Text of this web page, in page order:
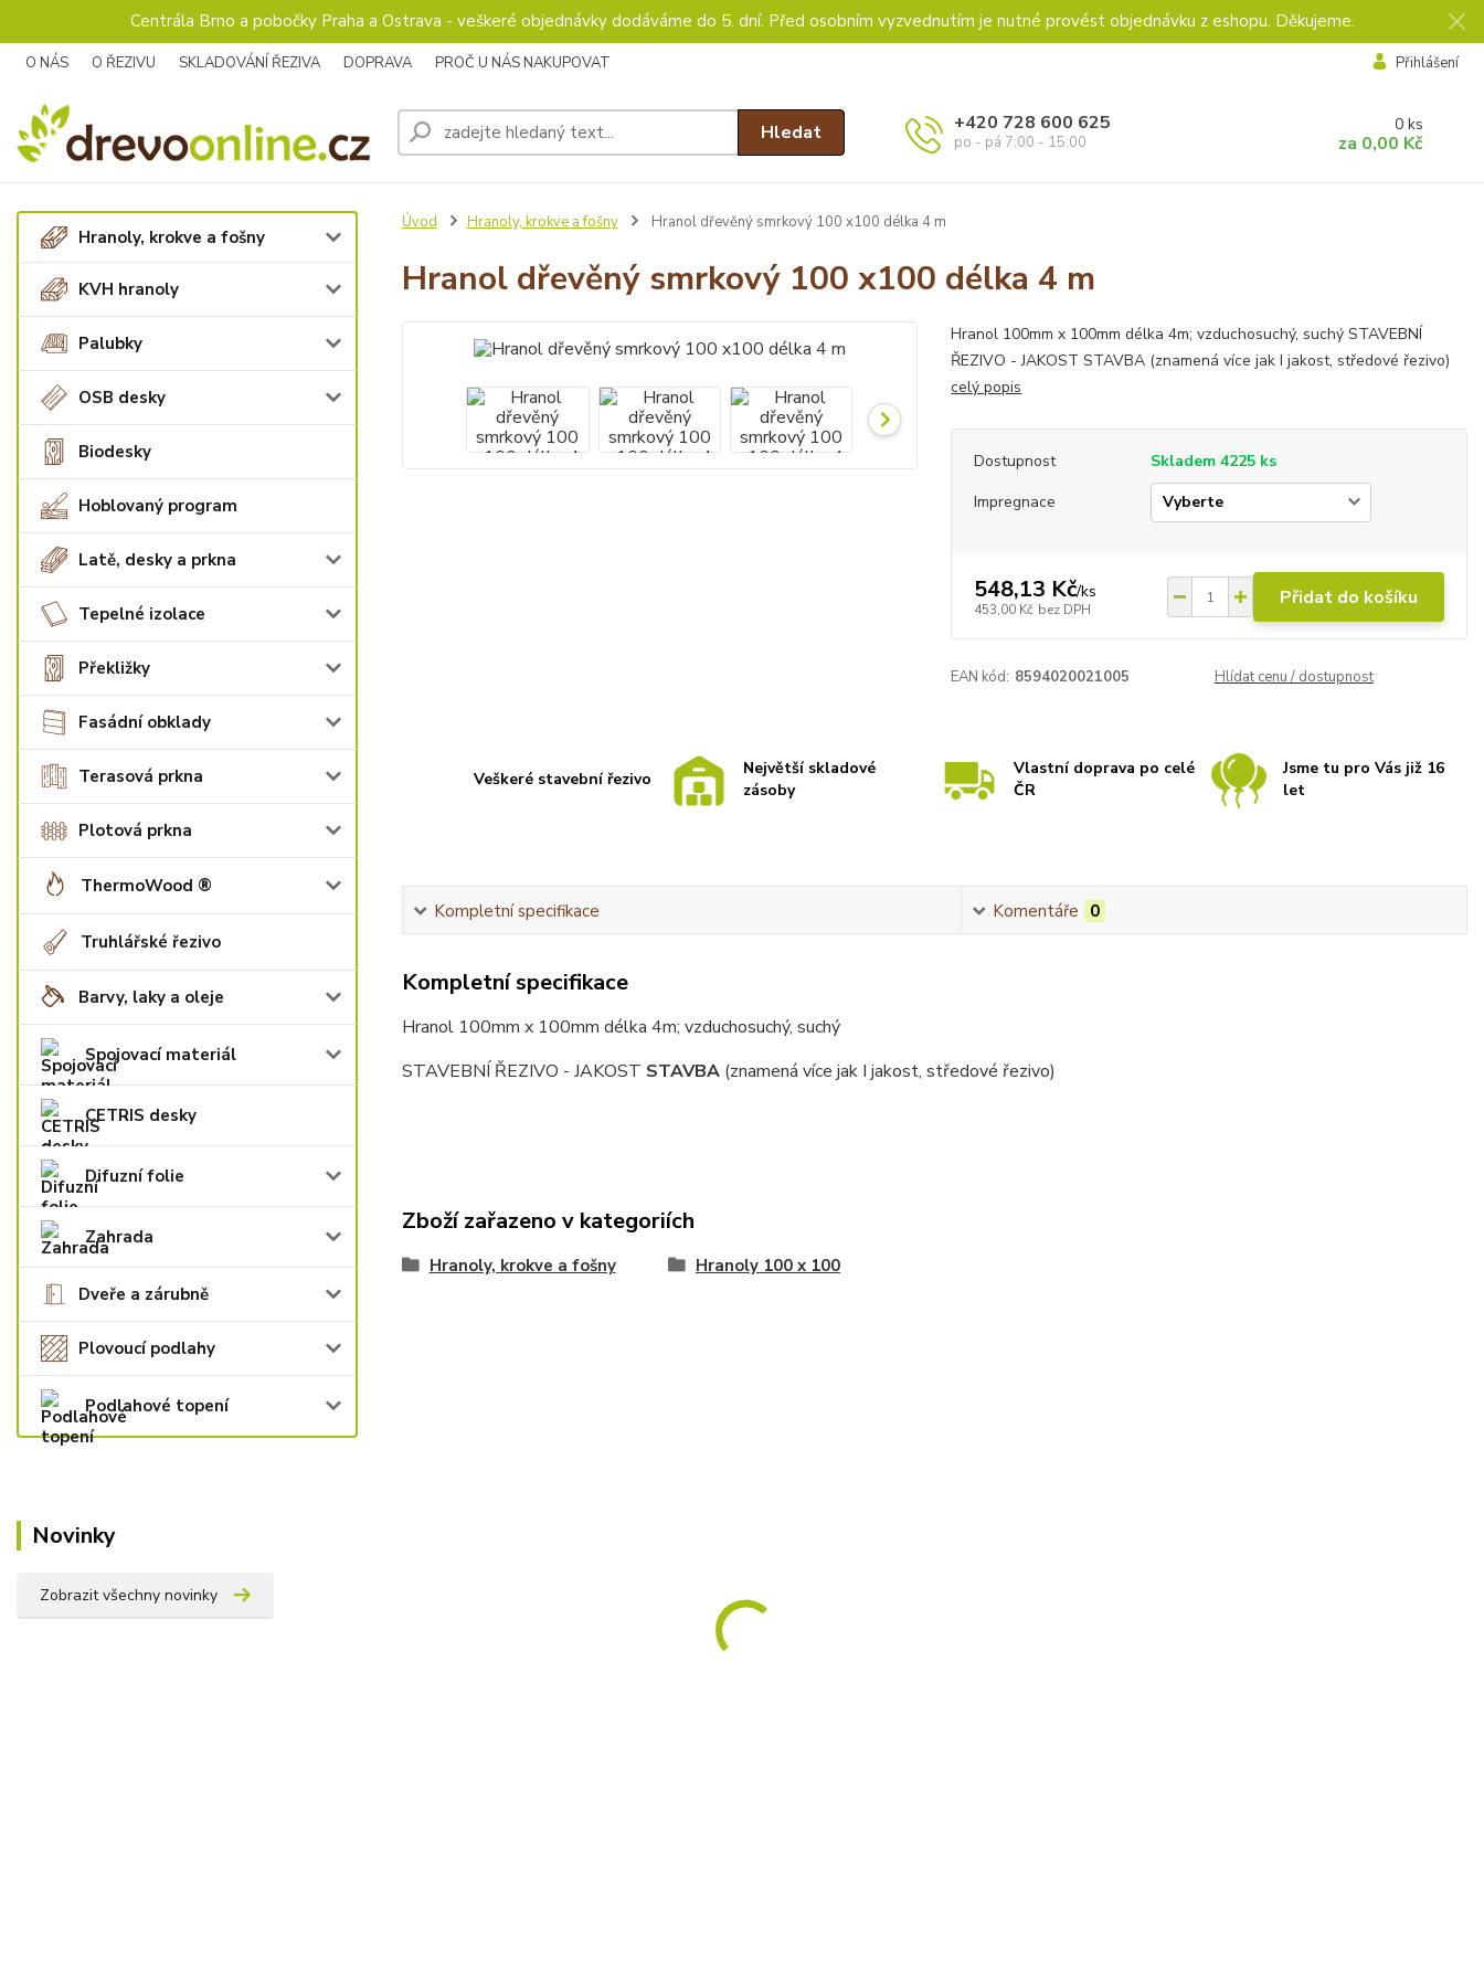
Centrála Brno a pobočky Praha a Ostrava - veškeré objednávky dodáváme do 5. dní. Před osobním vyzvednutím je nutné provést objednávku z eshopu. Děkujeme.
O NÁS O ŘEZIVU SKLADOVÁNÍ ŘEZIVA DOPRAVA PROČ U NÁS NAKUPOVAT Přihlášení
Hledat +420 728 600 625
po - pá 7:00 - 15:00
0 ks
za 0,00 Kč
Hranoly, krokve a fošny
KVH hranoly
Palubky
OSB desky
Biodesky
Hoblovaný program
Latě, desky a prkna
Tepelné izolace
Překližky
Fasádní obklady
Terasová prkna
Plotová prkna
ThermoWood ®
Truhlářské řezivo
Barvy, laky a oleje
Spojovací materiál
CETRIS desky
Difuzní folie
Zahrada
Dveře a zárubně
Plovoucí podlahy
Podlahové topení
Novinky
Zobrazit všechny novinky
Úvod Hranoly, krokve a fošny Hranol dřevěný smrkový 100 x100 délka 4 m
Hranol dřevěný smrkový 100 x100 délka 4 m
Hranol 100mm x 100mm délka 4m; vzduchosuchý, suchý STAVEBNÍ
ŘEZIVO - JAKOST STAVBA (znamená více jak I jakost, středové řezivo)
celý popis
Dostupnost
Skladem 4225 ks
Impregnace
548,13 Kč/ks
453,00 Kč bez DPH Přidat do košíku
EAN kód: 8594020021005 Hlídat cenu / dostupnost
Veškeré stavební řezivo
Největší skladové
zásoby
Vlastní doprava po celé
ČR
Jsme tu pro Vás již 16
let
Kompletní specifikace Komentáře 0
Kompletní specifikace
Hranol 100mm x 100mm délka 4m; vzduchosuchý, suchý
STAVEBNÍ ŘEZIVO - JAKOST STAVBA (znamená více jak I jakost, středové řezivo)
Zboží zařazeno v kategoriích
Hranoly, krokve a fošny Hranoly 100 x 100